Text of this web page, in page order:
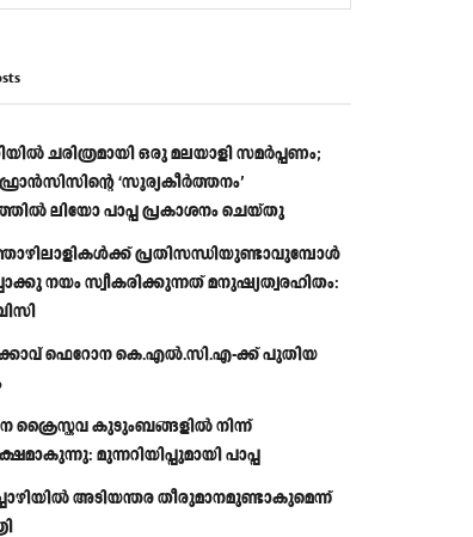
ചരിത്രമായി ഒരു മലയാളി സമർപ്പണം;
‘സൂര്യകീർത്തനം’
ലിയോ പാപ്പ പ്രകാശനം ചെയ്തു
പ്രതിസന്ധിയുണ്ടാവുമ്പോള്‍
നയം സ്വീകരിക്കുന്നത് മനുഷ്യത്വരഹിതം:
ഫെറോന കെ.എൽ.സി.എ-ക്ക് പുതിയ
ക്രൈസ്തവ കുടുംബങ്ങളില്‍ നിന്ന്
മുന്നറിയിപ്പുമായി പാപ്പ
അടിയന്തര തീരുമാനമുണ്ടാകുമെന്ന്